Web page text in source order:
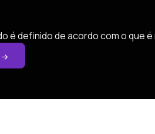
é definido de acordo com o que